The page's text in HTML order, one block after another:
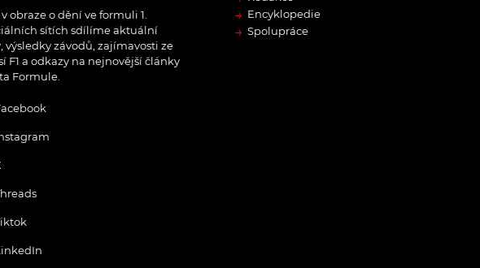
obraze o dění ve formuli 1.
sítích sdílíme aktuální
výsledky závodů, zajímavosti ze
F1 a odkazy na nejnovější články
Formule.
→ Encyklopedie
→ Spolupráce